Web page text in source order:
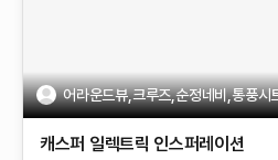
어라운드뷰,크루즈,순정네비,통풍시
캐스퍼 일렉트릭 인스퍼레이션